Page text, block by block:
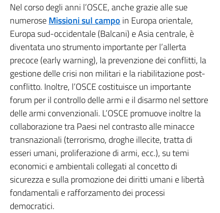
Nel corso degli anni l’OSCE, anche grazie alle sue
numeroseMissioni sul campo in Europa orientale,
Europa sud-occidentale (Balcani) e Asia centrale, è
diventata uno strumento importante per l’allerta
precoce (early warning), la prevenzione dei conflitti, la
gestione delle crisi non militari e la riabilitazione post-
conflitto. Inoltre, l’OSCE costituisce un importante
forum per il controllo delle armi e il disarmo nel settore
delle armi convenzionali. L’OSCE promuove inoltre la
collaborazione tra Paesi nel contrasto alle minacce
transnazionali (terrorismo, droghe illecite, tratta di
esseri umani, proliferazione di armi, ecc.), su temi
economici e ambientali collegati al concetto di
sicurezza e sulla promozione dei diritti umani e libertà
fondamentali e rafforzamento dei processi
democratici.